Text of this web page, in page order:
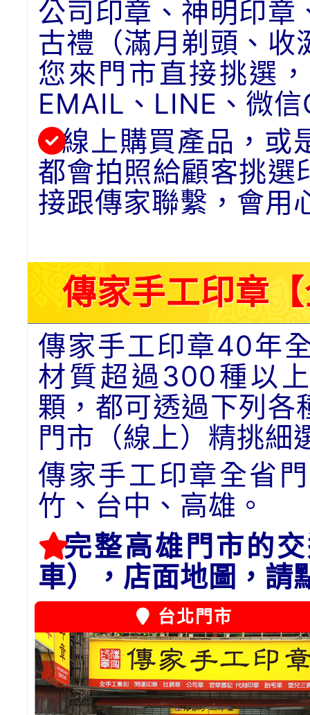
公司印章、神明印章
古禮（滿月剃頭、收
您來門市直接挑選
EMAIL、LINE、微
線上購買產品，或
都會拍照給顧客挑選
接跟傳家聯繫，會用
傳家手工印章
傳家手工印章40年
材質超過300種以
顆，都可透過下列各
門市（線上）精挑細
傳家手工印章全省
竹、台中、高雄。
完整高雄門市的
車），店面地圖，請
台北門市